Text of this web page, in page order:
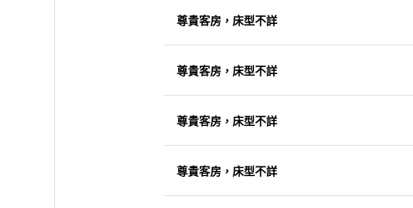
尊貴客房，床型不詳
尊貴客房，床型不詳
尊貴客房，床型不詳
尊貴客房，床型不詳